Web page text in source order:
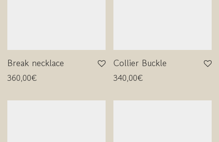
Break necklace
360,00€
Collier Buckle
340,00€